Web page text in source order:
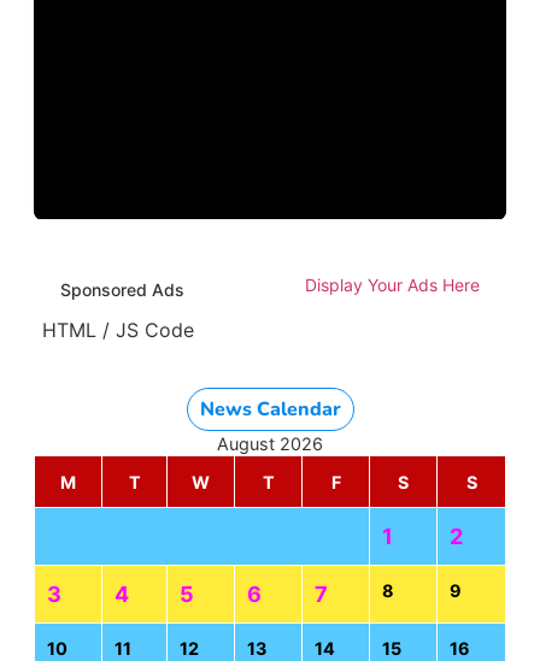
Sponsored Ads Display Your Ads Here
HTML / JS Code
News Calendar
August 2026
M
T W T F S S
1 2
3 4 5 6 7 8 9
10 11 12 13 14 15 16